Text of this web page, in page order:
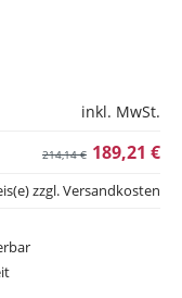
inkl. MwSt.
189,21 €
214,14 €
zzgl. Versandkosten